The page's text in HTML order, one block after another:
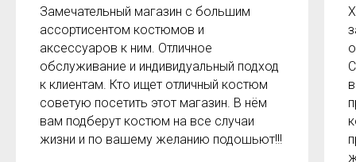
Замечательный магазин с большим
ассортисентом костюмов и
аксессуаров к ним. Отличное
обслуживание и индивидуальный подход
к клиентам. Кто ищет отличный костюм
советую посетить этот магазин. В нём
вам подберут костюм на все случаи
жизни и по вашему желанию подошьют!!!